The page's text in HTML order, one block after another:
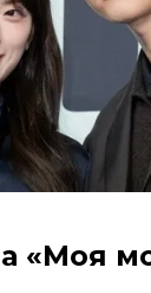
«Моя